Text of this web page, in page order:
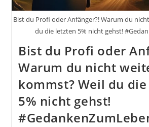
Bist du Profi oder Anfänger?! Warum du
du die letzten 5% nicht gehst!
Bist du Profi oder
Warum du nicht
kommst? Weil du
5% nicht gehst!